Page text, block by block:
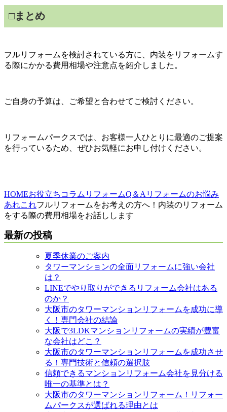
□まとめ
フルリフォームを検討されている方に、内装をリフォームす
る際にかかる費用相場や注意点を紹介しました。
ご自身の予算は、ご希望と合わせてご検討ください。
リフォームパークスでは、お客様一人ひとりに最適のご提案
を行っているため、ぜひお気軽にお申し付けください。
HOMEお役立ちコラム リフォームQ＆A リフォームのお悩み
あれこれフルリフォームをお考えの方へ！内装のリフォーム
をする際の費用相場をお話しします
最新の投稿
夏季休業のご案内
タワーマンションの全面リフォームに強い会社
は？
LINEでやり取りができるリフォーム会社はある
のか？
大阪市のタワーマンションリフォームを成功に導
く！専門会社の結論
大阪で3LDKマンションリフォームの実績が豊富
な会社はどこ？
大阪市のタワーマンションリフォームを成功させ
る！専門技術と信頼の選択肢
信頼できるマンションリフォーム会社を見分ける
唯一の基準とは？
大阪市のタワーマンションリフォーム！リフォー
ムパークスが選ばれる理由とは